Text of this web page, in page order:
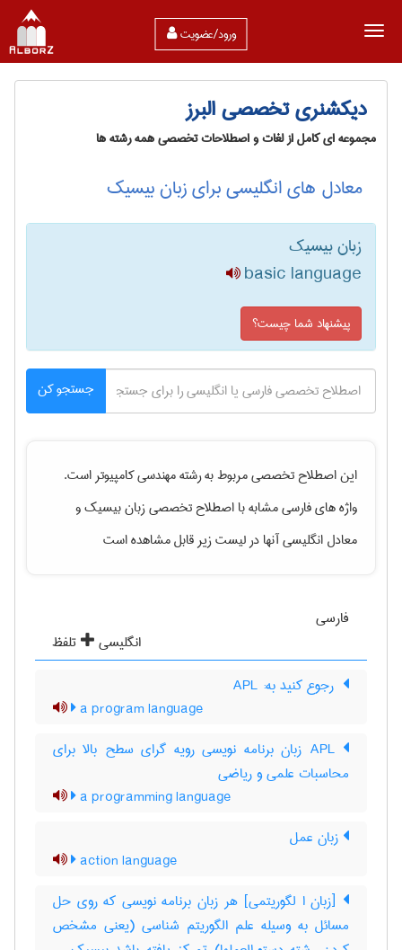
ورود/عضویت
دیکشنری تخصصی البرز
مجموعه ای کامل از لغات و اصطلاحات تخصصی همه رشته ها
معادل های انگلیسی برای زبان بیسیک
زبان بیسیک
basic language
پیشنهاد شما چیست؟
جستجو کن
این اصطلاح تخصصی مربوط به رشتهمهندسی كامپيوتراست.
واژه های فارسی مشابه با اصطلاح تخصصیزبان بیسیکو
معادل انگلیسی آنها در لیست زیر قابل مشاهده است
فارسی
انگلیسی
تلفظ
a program language
APL زبان برنامه نویسی رویه گرای سطح بالا برای
محاسبات علمی و ریاضی
a programming language
زبان عمل
action language
[زبان ا لگوریتمی] هر زبان برنامه نویسی که روی حل
مسائل به وسیله علم الگوریتم شناسی (یعنی مشخص